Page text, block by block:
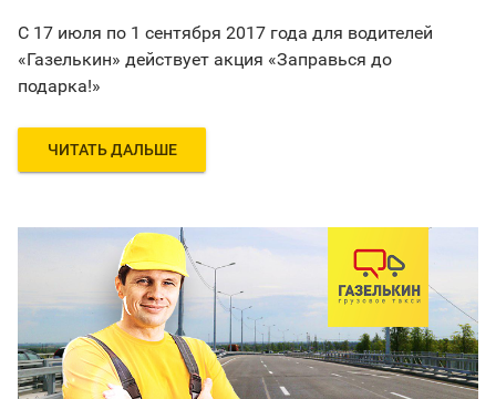
С 17 июля по 1 сентября 2017 года для водителей
«Газелькин» действует акция «Заправься до
подарка!»
ЧИТАТЬ ДАЛЬШЕ